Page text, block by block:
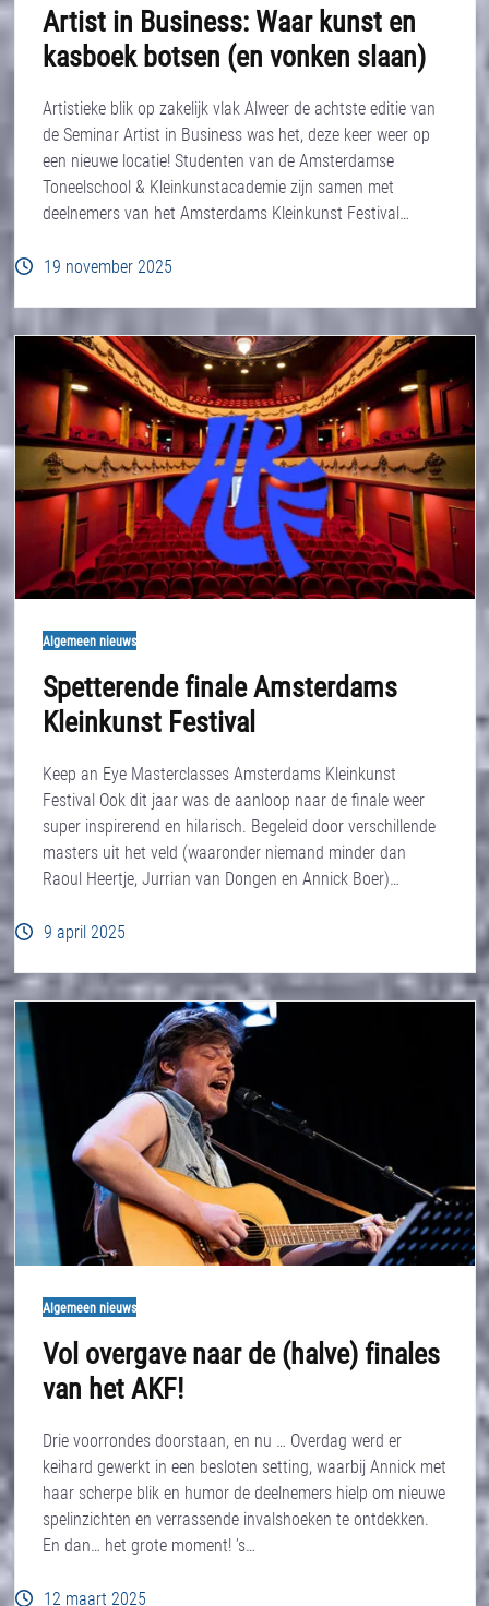
Artist in Business: Waar kunst en
kasboek botsen (en vonken slaan)
Artistieke blik op zakelijk vlak Alweer de achtste editie van
de Seminar Artist in Business was het, deze keer weer op
een nieuwe locatie! Studenten van de Amsterdamse
Toneelschool & Kleinkunstacademie zijn samen met
deelnemers van het Amsterdams Kleinkunst Festival…
19 november 2025
Algemeen nieuws
Spetterende finale Amsterdams
Kleinkunst Festival
Keep an Eye Masterclasses Amsterdams Kleinkunst
Festival Ook dit jaar was de aanloop naar de finale weer
super inspirerend en hilarisch. Begeleid door verschillende
masters uit het veld (waaronder niemand minder dan
Raoul Heertje, Jurrian van Dongen en Annick Boer)…
9 april 2025
Algemeen nieuws
Vol overgave naar de (halve) finales
van het AKF!
Drie voorrondes doorstaan, en nu … Overdag werd er
keihard gewerkt in een besloten setting, waarbij Annick met
haar scherpe blik en humor de deelnemers hielp om nieuwe
spelinzichten en verrassende invalshoeken te ontdekken.
En dan… het grote moment! ’s…
12 maart 2025